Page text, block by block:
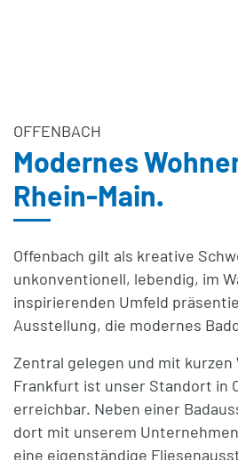
OFFENBACH
Modernes
Rhein-Main.
Offenbach gilt als kreative
unkonventionell, lebendig, im
inspirierenden Umfeld
Ausstellung, die modernes
Zentral gelegen und mit kurzen
Frankfurt ist unser Standort in
erreichbar. Neben einer
dort mit unserem
eine eigenständige